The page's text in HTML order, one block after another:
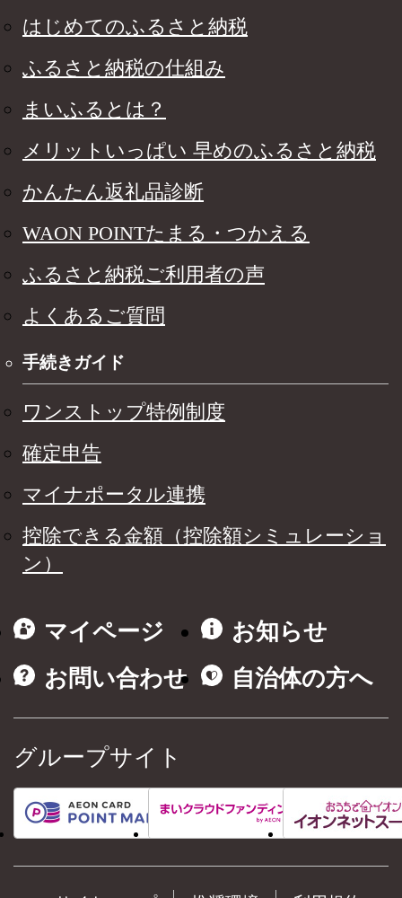
はじめてのふるさと納税
ふるさと納税の仕組み
まいふるとは？
メリットいっぱい 早めのふるさと納税
かんたん返礼品診断
WAON POINTたまる・つかえる
ふるさと納税ご利用者の声
よくあるご質問
手続きガイド
ワンストップ特例制度
確定申告
マイナポータル連携
控除できる金額（控除額シミュレーショ
ン）
マイページ
お知らせ
お問い合わせ
自治体の方へ
グループサイト